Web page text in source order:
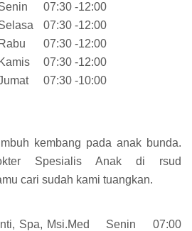
07:30 -12:00
07:30 -12:00
Rabu
07:30 -12:00
Kamis
07:30 -12:00
07:30 -10:00
kembang pada anak bunda.
Spesialis Anak di rsud
cari sudah kami tuangkan.
Spa, Msi.Med Senin
07:00